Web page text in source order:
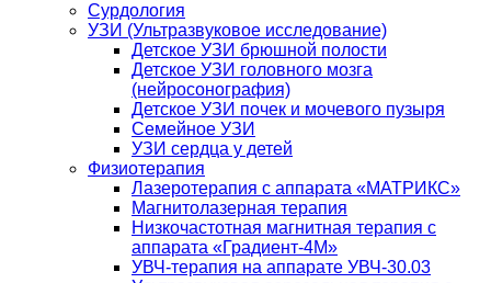
Сурдология
УЗИ (Ультразвуковое исследование)
Детское УЗИ брюшной полости
Детское УЗИ головного мозга
(нейросонография)
Детское УЗИ почек и мочевого пузыря
Семейное УЗИ
УЗИ сердца у детей
Физиотерапия
Лазеротерапия с аппарата «МАТРИКС»
Магнитолазерная терапия
Низкочастотная магнитная терапия с
аппарата «Градиент-4М»
УВЧ-терапия на аппарате УВЧ-30.03